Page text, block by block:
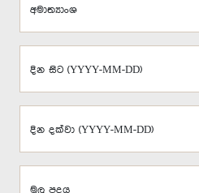
අමාත්‍යාංශ
දින සිට (YYYY-MM-DD)
දින දක්වා (YYYY-MM-DD)
මූල පදය